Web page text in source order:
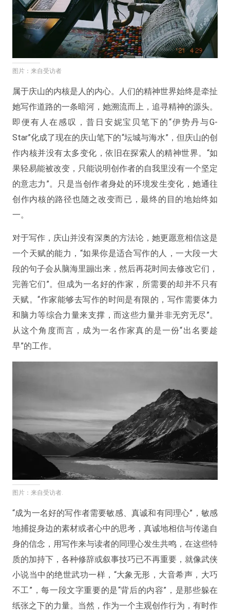
图片：来自受访者
属于庆山的内核是人的内心。人们的精神世界始终是牵扯
她写作道路的一条暗河，她溯流而上，追寻精神的源头。
即便有人在感叹，昔日安妮宝贝笔下的“伊势丹与G-
Star”化成了现在的庆山笔下的“坛城与海水”，但庆山的创
作内核并没有太多变化，依旧在探索人的精神世界。“如
果轻易能被改变，只能说明创作者的自我里没有一个坚定
的意志力 ”。只是当创作者身处的环境发生变化，她通往
创作内核的路径也随之改变而已，最终的目的地始终如
一。
对于写作，庆山并没有深奥的方法论，她更愿意相信这是
一个天赋的能力，“如果你是适合写作的人，一大段一大
段的句子会从脑海里蹦出来，然后再花时间去修改它们，
完善它们”。但成为一名好的作家，所需要的却并不只有
天赋。“作家能够去写作的时间是有限的，写作需要体力
和脑力等综合力量来支撑，而这些力量并非无穷无尽”。
从这个角度而言，成为一名作家真的是一份“出名要趁
早”的工作。
图片：来自受访者.
“成为一名好的写作者需要敏感、真诚和有同理心”，敏感
地捕捉身边的素材或者心中的思考，真诚地相信与传递自
身的信念，用写作来与读者的同理心发生共鸣，在这些特
质的加持下，各种修辞或叙事技巧已不再重要，就像武侠
小说当中的绝世武功一样，“大象无形，大音希声，大巧
不工”，每一段文字重要的是“背后的内容”，是那些躲在
纸张之下的力量。当然，作为一个主观创作行为，有时作